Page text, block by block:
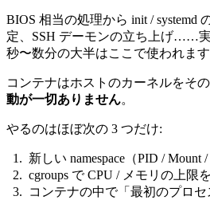
BIOS 相当の処理から init / systemd
定、SSH デーモンの立ち上げ……
秒〜数分の大半はここで使われます
コンテナはホストのカーネルをその
動が一切ありません。
やるのはほぼ次の 3 つだけ:
新しい namespace（PID / Mount
cgroups で CPU / メモリの上限
コンテナの中で「最初のプロ